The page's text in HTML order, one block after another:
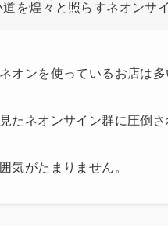
道を煌々 と照らすネオンサ
オンを使っているお店は多
たネオンサイン群に圧倒
気がたまりません。